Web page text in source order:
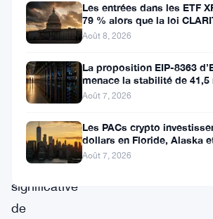
monnaie
RUNE,
qui
provoqué
une
baisse
significative
de
Les entrées dans les ETF
79 % alors que la loi
avant la pause du Sénat
Août 8, 2026
La proposition EIP-8363
menace la stabilité de 41,5
stakés et de la DeFi
Août 7, 2026
Les PACs crypto
dollars en Floride, Alaska
après un revers au Michigan
Août 7, 2026